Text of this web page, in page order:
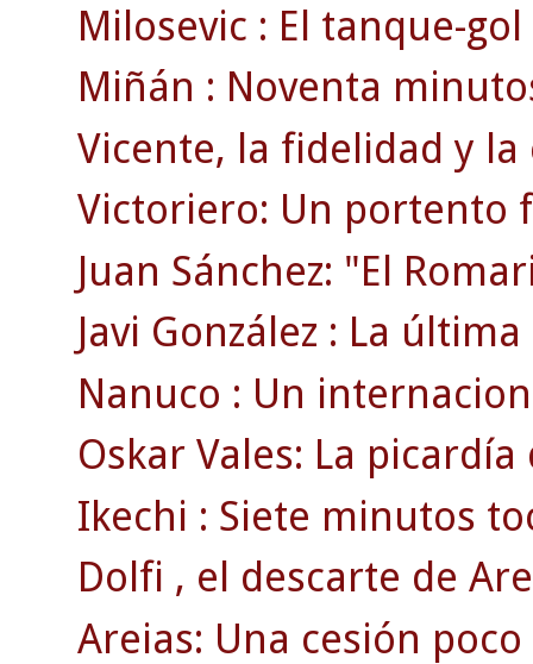
Milosevic : El tanque-
Miñán : Noventa
Vicente, la fidelidad y
Victoriero: Un portento
Juan Sánchez: "El
Javi González : La
Nanuco : Un
Oskar Vales: La picardía
Ikechi : Siete minutos
Dolfi , el descarte de
Areias: Una cesión